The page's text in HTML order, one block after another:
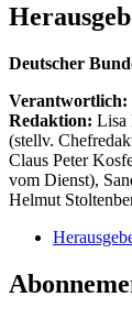
Deutscher
Verantwortlich:
Redaktion: Lisa
(stellv.
Claus Peter
vom Dienst),
Helmut